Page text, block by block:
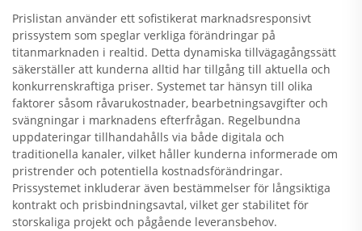
Prislistan använder ett sofistikerat marknadsresponsivt
prissystem som speglar verkliga förändringar på
titanmarknaden i realtid. Detta dynamiska tillvägagångssätt
säkerställer att kunderna alltid har tillgång till aktuella och
konkurrenskraftiga priser. Systemet tar hänsyn till olika
faktorer såsom råvarukostnader, bearbetningsavgifter och
svängningar i marknadens efterfrågan. Regelbundna
uppdateringar tillhandahålls via både digitala och
traditionella kanaler, vilket håller kunderna informerade om
pristrender och potentiella kostnadsförändringar.
Prissystemet inkluderar även bestämmelser för långsiktiga
kontrakt och prisbindningsavtal, vilket ger stabilitet för
storskaliga projekt och pågående leveransbehov.